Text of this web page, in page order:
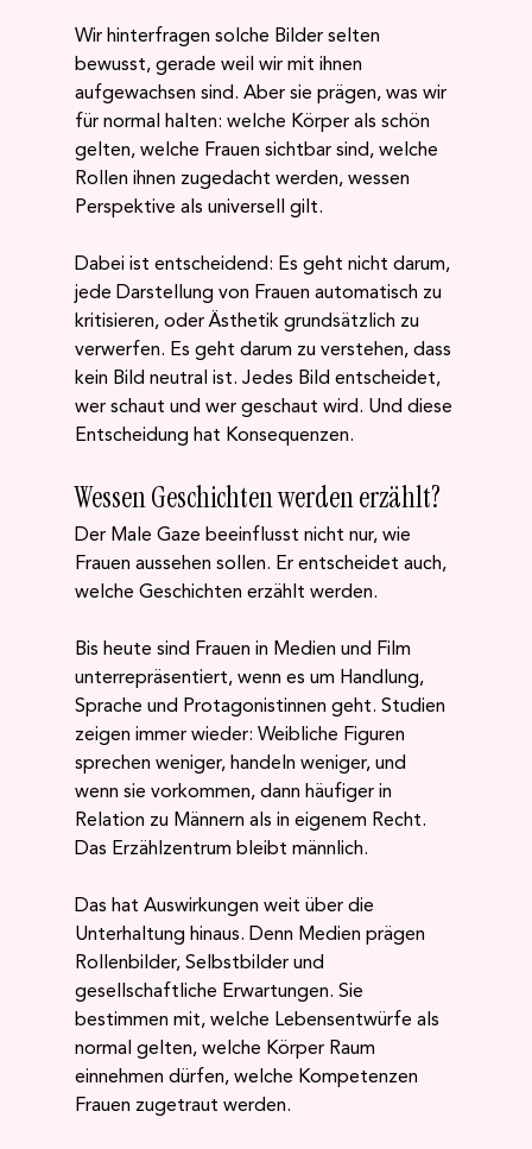
Wir hinterfragen solche Bilder selten
bewusst, gerade weil wir mit ihnen
aufgewachsen sind. Aber sie prägen, was wir
für normal halten: welche Körper als schön
gelten, welche Frauen sichtbar sind, welche
Rollen ihnen zugedacht werden, wessen
Perspektive als universell gilt.
Dabei ist entscheidend: Es geht nicht darum,
jede Darstellung von Frauen automatisch zu
kritisieren, oder Ästhetik grundsätzlich zu
verwerfen. Es geht darum zu verstehen, dass
kein Bild neutral ist. Jedes Bild entscheidet,
wer schaut und wer geschaut wird. Und diese
Entscheidung hat Konsequenzen.
Wessen Geschichten werden erzählt?
Der Male Gaze beeinflusst nicht nur, wie
Frauen aussehen sollen. Er entscheidet auch,
welche Geschichten erzählt werden.
Bis heute sind Frauen in Medien und Film
unterrepräsentiert, wenn es um Handlung,
Sprache und Protagonistinnen geht. Studien
zeigen immer wieder: Weibliche Figuren
sprechen weniger, handeln weniger, und
wenn sie vorkommen, dann häufiger in
Relation zu Männern als in eigenem Recht.
Das Erzählzentrum bleibt männlich.
Das hat Auswirkungen weit über die
Unterhaltung hinaus. Denn Medien prägen
Rollenbilder, Selbstbilder und
gesellschaftliche Erwartungen. Sie
bestimmen mit, welche Lebensentwürfe als
normal gelten, welche Körper Raum
einnehmen dürfen, welche Kompetenzen
Frauen zugetraut werden.